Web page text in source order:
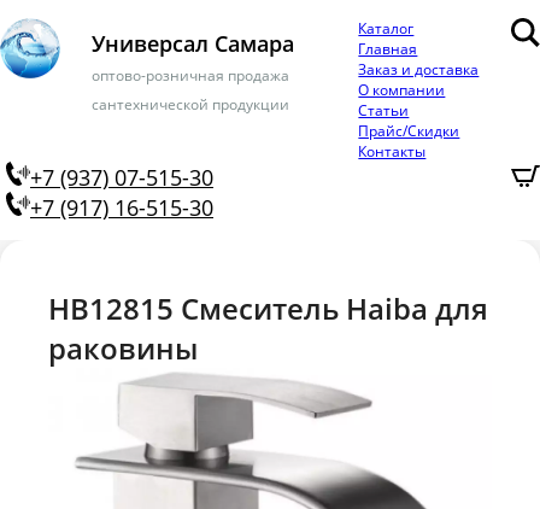
Универсал Самара
оптово-розничная продажа
сантехнической продукции
Каталог
Главная
Заказ и доставка
О компании
Статьи
Прайс/Скидки
Контакты
+7 (937) 07-515-30
+7 (917) 16-515-30
HB12815 Смеситель Haiba для
раковины